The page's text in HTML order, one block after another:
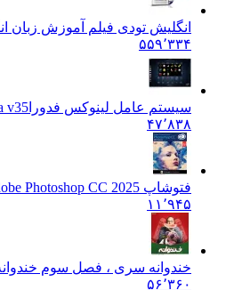
انگلیش تودی فیلم آموزش زبان
۵۵۹٬۳۳۴
سیستم عامل لینوکس فدورا v35
۴۷٬۸۳۸
فتوشاپ CC 2025 Photoshop CC 2025
۱۱٬۹۴۵
خندوانه سری ، فصل سوم خندوانه
۵۶٬۳۶۰